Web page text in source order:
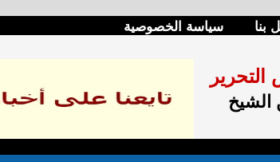
بنا سياسة الخصوصية